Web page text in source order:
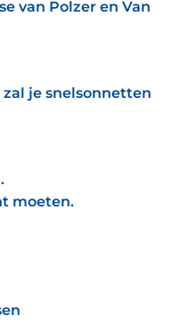
van Polzer en Van
je snelsonnetten
moeten.